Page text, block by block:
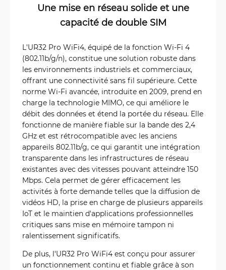
Une mise en réseau solide et une
capacité de double SIM
L'UR32 Pro WiFi4, équipé de la fonction Wi-Fi 4
(802.11b/g/n), constitue une solution robuste dans
les environnements industriels et commerciaux,
offrant une connectivité sans fil supérieure. Cette
norme Wi-Fi avancée, introduite en 2009, prend en
charge la technologie MIMO, ce qui améliore le
débit des données et étend la portée du réseau. Elle
fonctionne de manière fiable sur la bande des 2,4
GHz et est rétrocompatible avec les anciens
appareils 802.11b/g, ce qui garantit une intégration
transparente dans les infrastructures de réseau
existantes avec des vitesses pouvant atteindre 150
Mbps. Cela permet de gérer efficacement les
activités à forte demande telles que la diffusion de
vidéos HD, la prise en charge de plusieurs appareils
IoT et le maintien d'applications professionnelles
critiques sans mise en mémoire tampon ni
ralentissement significatifs.
De plus, l'UR32 Pro WiFi4 est conçu pour assurer
un fonctionnement continu et fiable grâce à son